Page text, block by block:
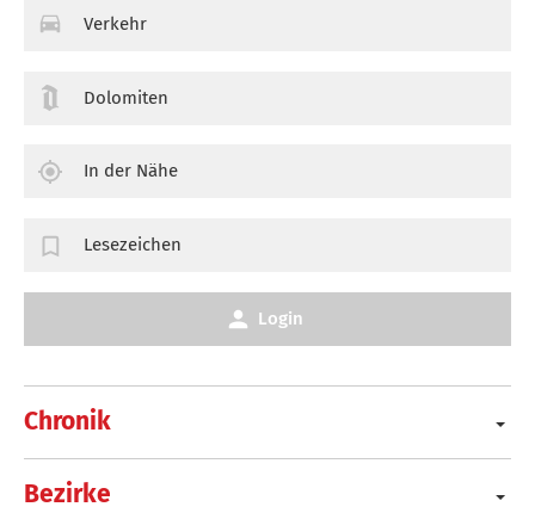
Chronik
Bezirke
Verkehr
Dolomiten
In der Nähe
Lesezeichen
Login